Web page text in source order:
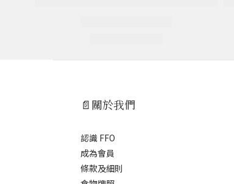
📄關於我們
認識 FFO
成為會員
條款及細則